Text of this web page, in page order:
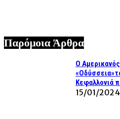
Παρόμοια Άρθρα
Ο
Κεφαλλονιά
15/01/2024